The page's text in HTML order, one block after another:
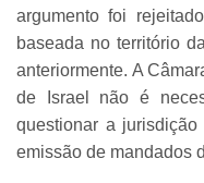
argumento foi
baseada no território
anteriormente. A
de Israel não é
questionar a
emissão de mandados